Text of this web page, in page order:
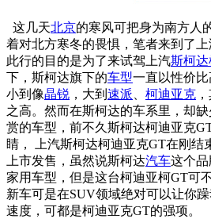
这几天北京的寒风可把身为南方人
着对北方寒冬的畏惧，笔者来到了上
此行的目的是为了来试驾上汽斯柯达
下，斯柯达旗下的车型一直以性价比
小到像晶锐 ，大到 速派、 柯迪亚克
之高。然而在斯柯达的车系里，却
赏的车型，前不久斯柯达柯迪亚克
睛， 上汽斯柯达柯迪亚克GT在刚结
上市发售，虽然说斯柯达汽车这个
家用车型，但是这台柯迪亚柯GT可
新车可是在SUV领域绝对可以让你
速度，可都是柯迪亚克GT的强项。